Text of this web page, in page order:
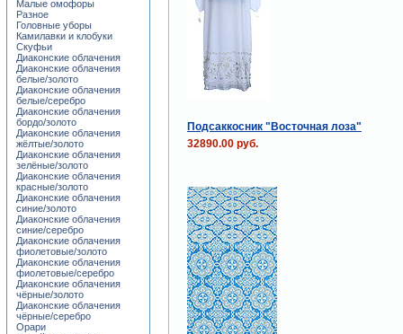
Подсаккосник "Восточная лоза"
32890.00 руб.
Малые омофоры
Разное
Головные уборы
Камилавки и клобуки
Скуфьи
Диаконские облачения
Диаконские облачения
белые/золото
Диаконские облачения
белые/серебро
Диаконские облачения
бордо/золото
Диаконские облачения
жёлтые/золото
Диаконские облачения
зелёные/золото
Диаконские облачения
красные/золото
Диаконские облачения
синие/золото
Диаконские облачения
синие/серебро
Диаконские облачения
фиолетовые/золото
Диаконские облачения
фиолетовые/серебро
Диаконские облачения
чёрные/золото
Диаконские облачения
чёрные/серебро
Орари